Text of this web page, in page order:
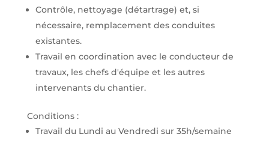
Contrôle, nettoyage (détartrage) et, si
nécessaire, remplacement des conduites
existantes.
Travail en coordination avec le conducteur de
travaux, les chefs d'équipe et les autres
intervenants du chantier.
Conditions :
Travail du Lundi au Vendredi sur 35h/semaine